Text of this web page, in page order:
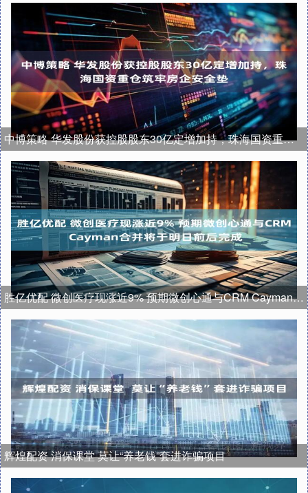
中博策略 华发股份获控股股东30亿定增加持，珠海国资重仓筑牢房企安全垫
胜亿优配 微创医疗现涨近9% 预期微创心通与CRM Cayman合并将于明日前后完成
辉煌配资 消保课堂 莫让“养老钱”套进诈骗项目